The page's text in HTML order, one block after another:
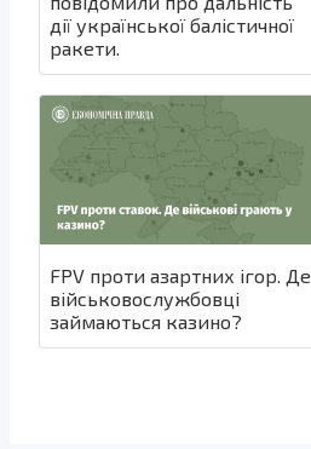
дії української балістичної
ракети.
FPV проти азартних ігор. Де
військовослужбовці
займаються казино?